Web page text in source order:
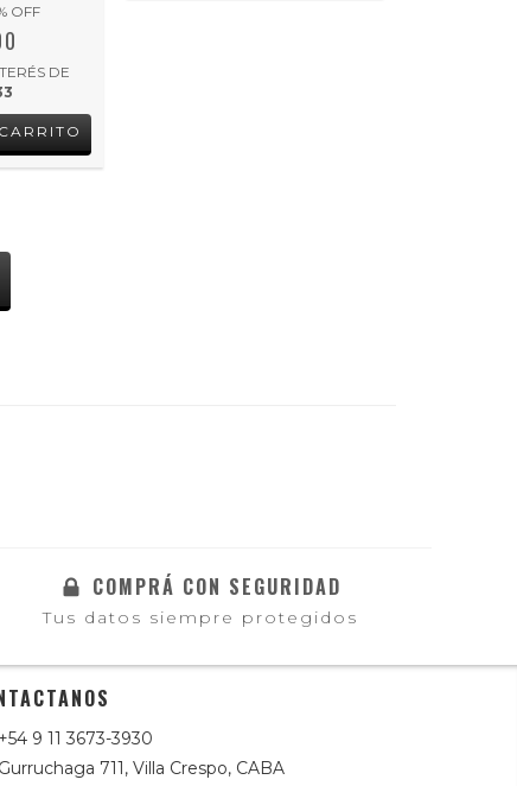
OFF
DE
COMPRÁ CON SEGURIDAD
Tus datos siempre protegidos
+54 9 11 3673-3930
Gurruchaga 711, Villa Crespo, CABA